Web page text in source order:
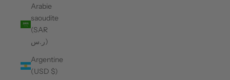
Arabie
saoudite
(SAR
ر.س)
Argentine
(USD $)